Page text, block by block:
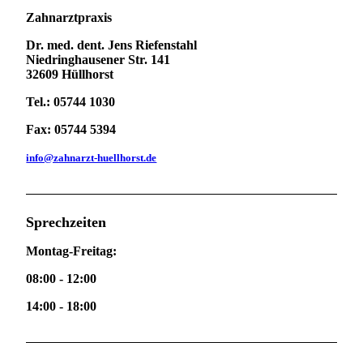
Zahnarztpraxis
Dr. med. dent. Jens Riefenstahl
Niedringhausener Str. 141
32609 Hüllhorst
Tel.: 05744 1030
Fax: 05744 5394
info@zahnarzt-huellhorst.de
Sprechzeiten
Montag-Freitag:
08:00 - 12:00
14:00 - 18:00